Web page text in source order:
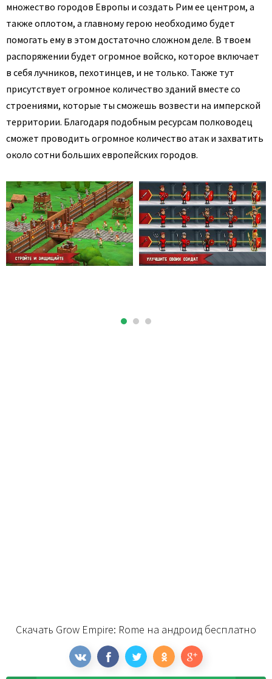
множество городов Европы и создать Рим ее центром, а
также оплотом, а главному герою необходимо будет
помогать ему в этом достаточно сложном деле. В твоем
распоряжении будет огромное войско, которое включает
в себя лучников, пехотинцев, и не только. Также тут
присутствует огромное количество зданий вместе со
строениями, которые ты сможешь возвести на имперской
территории. Благодаря подобным ресурсам полководец
сможет проводить огромное количество атак и захватить
около сотни больших европейских городов.
Скачать Grow Empire: Rome на андроид бесплатно